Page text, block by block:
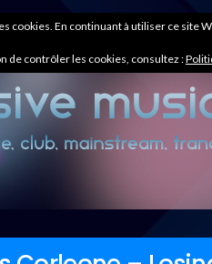
cookies. En continuant à utiliser ce site
de contrôler les cookies, consultez :